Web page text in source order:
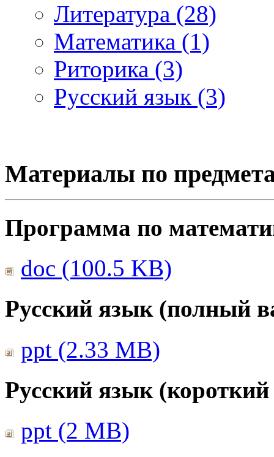
Литература (28)
Математика (1)
Риторика (3)
Русский язык (3)
Материалы по
Программа по
doc (100.5 KB)
Русский язык (полный
ppt (2.33 MB)
Русский язык
ppt (2 MB)